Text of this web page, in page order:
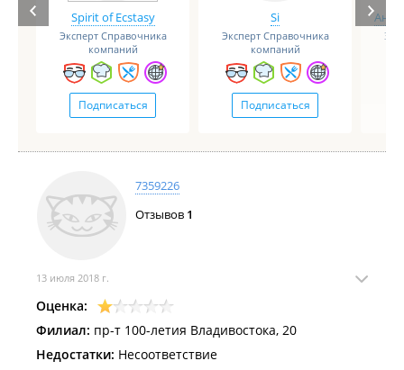
Spirit of Ecstasy
Эксперт Справочника
компаний
Подписаться
Si
Эксперт Справочника
компаний
Подписаться
7359226
Отзывов 1
13 июля 2018 г.
Оценка:
Филиал: пр-т 100-летия Владивостока, 20
Недостатки: Несоответствие